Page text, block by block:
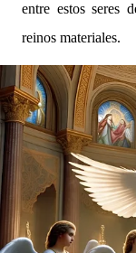
entre estos seres
reinos materiales.